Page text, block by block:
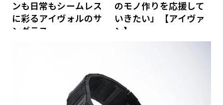
ンも日常もシームレス
に彩るアイヴォルのサ
ングラス
のモノ作りを応援して
いきたい」【アイヴァ
ン】